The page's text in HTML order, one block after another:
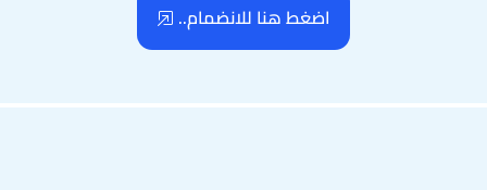
اضغط هنا للانضمام..